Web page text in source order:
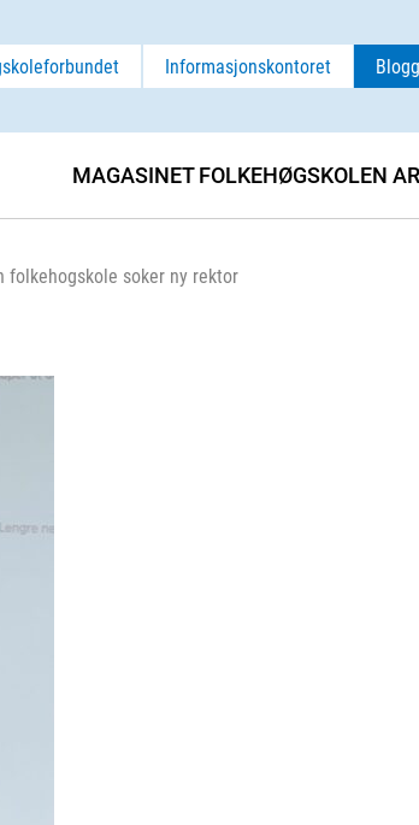
Informasjonskontoret
folkehogskole soker ny rektor
MAGASINET FOLKEHØGSKOLEN